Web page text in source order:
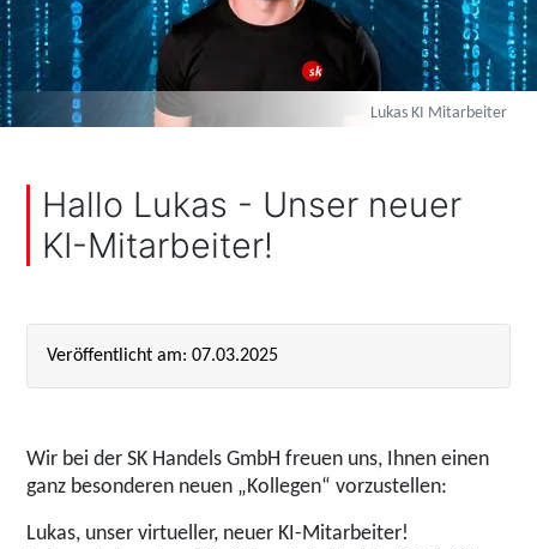
Lukas KI Mitarbeiter
Hallo Lukas - Unser neuer
KI-Mitarbeiter!
Veröffentlicht am: 07.03.2025
Wir bei der SK Handels GmbH freuen uns, Ihnen einen
ganz besonderen neuen „Kollegen“ vorzustellen:
Lukas, unser virtueller, neuer KI-Mitarbeiter!